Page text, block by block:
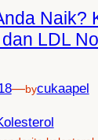
Naik?
LDL
—bycukaapel